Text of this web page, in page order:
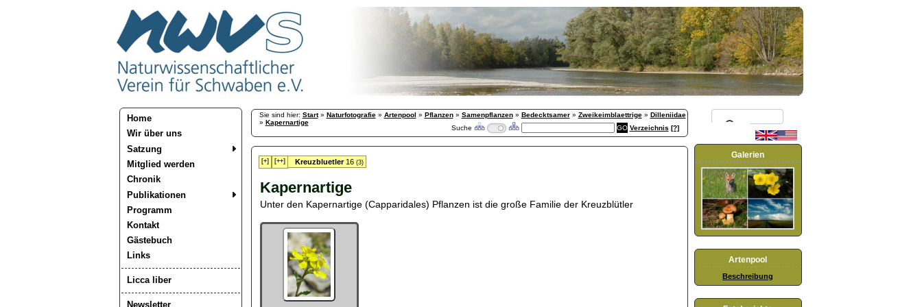
Home
Wir über uns
Satzung
Mitglied werden
Chronik
Publikationen
Programm
Kontakt
Gästebuch
Links
Licca liber
Newsletter
Sie sind hier: Start» Naturfotografie» Artenpool » Pflanzen» Samenpflanzen» Bedecktsamer» Zweikeimblaettrige» Dilleniidae
» Kapernartige
Suche Verzeichnis [?]
[+] [++] Kreuzbluetler 16 (3)
Kapernartige
Unter den Kapernartige (Capparidales) Pflanzen ist die große Familie der Kreuzblütler
Galerien
Artenpool
Beschreibung